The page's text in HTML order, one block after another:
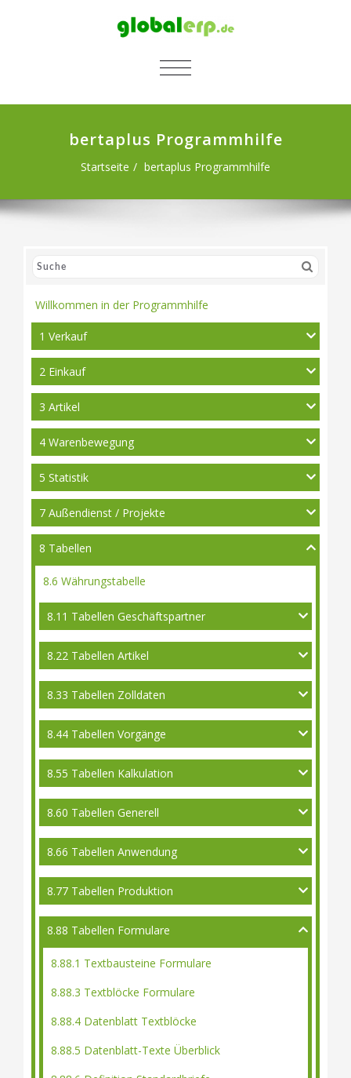
SCHALTE NAVIGATION
bertaplus Programmhilfe
Startseite bertaplus Programmhilfe
Willkommen in der Programmhilfe
1 Verkauf
2 Einkauf
3 Artikel
4 Warenbewegung
5 Statistik
7 Außendienst / Projekte
8 Tabellen
8.6 Währungstabelle
8.11 Tabellen Geschäftspartner
8.22 Tabellen Artikel
8.33 Tabellen Zolldaten
8.44 Tabellen Vorgänge
8.55 Tabellen Kalkulation
8.60 Tabellen Generell
8.66 Tabellen Anwendung
8.77 Tabellen Produktion
8.88 Tabellen Formulare
8.88.1 Textbausteine Formulare
8.88.3 Textblöcke Formulare
8.88.4 Datenblatt Textblöcke
8.88.5 Datenblatt-Texte Überblick